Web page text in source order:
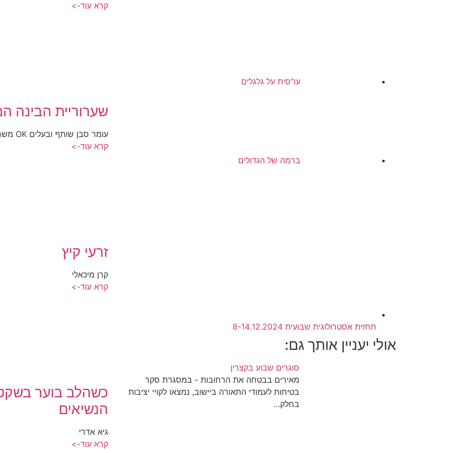
עו"סית על גלגלים
ברמה של הגדולים
תחזית אסטרולוגית שבועית 8-14.12.2024
אולי יעניין אותך גם:
סוגרים שבוע בקצרין
מאירים בבטחה את הרחובות - במסגרת סקר
בטיחות לעמודי התאורה ביישוב, נמצאו לקויי יציבות
בחלק…
קרא עוד->
שערוריית הבינה
עומר סבן שותף ובעלים OK משרד פרסום, קיבוץ כפר חרוב
קרא עוד->
זרעי קיץ
קרן מיכאלי
קרא עוד->
כשהלב בוער
הנשיאים
גיא אדרי
קרא עוד->